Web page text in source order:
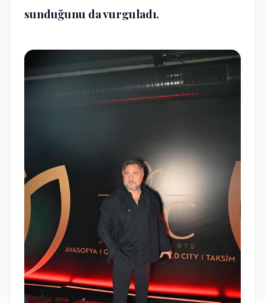
sunduğunu da vurguladı.